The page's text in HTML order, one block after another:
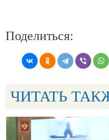
Поделиться:
ЧИТАТЬ